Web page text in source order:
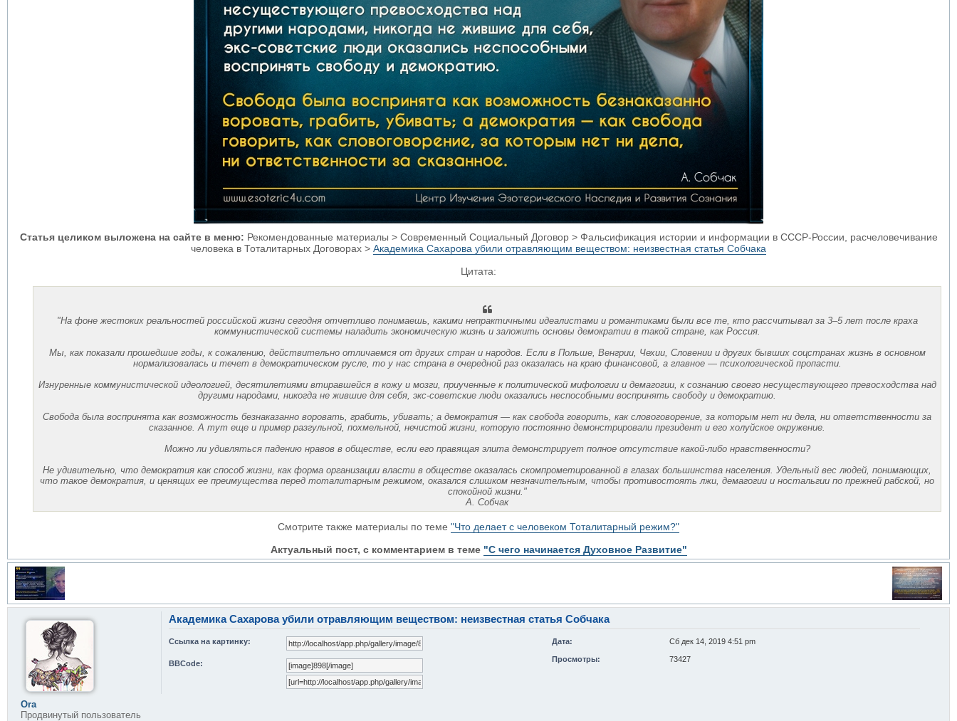
Статья целиком выложена на сайте в меню: Рекомендованные материалы > Современный Социальный Договор > Фальсификация истории и информации в СССР-России, расчеловечивание
человека в Тоталитарных Договорах > Академика Сахарова убили отравляющим веществом: неизвестная статья Собчака
Цитата:
"На фоне жестоких реальностей российской жизни сегодня отчетливо понимаешь, какими непрактичными идеалистами и романтиками были все те, кто рассчитывал за 3–5 лет после краха
коммунистической системы наладить экономическую жизнь и заложить основы демократии в такой стране, как Россия.
Мы, как показали прошедшие годы, к сожалению, действительно отличаемся от других стран и народов. Если в Польше, Венгрии, Чехии, Словении и других бывших соцстранах жизнь в основном
нормализовалась и течет в демократическом русле, то у нас страна в очередной раз оказалась на краю финансовой, а главное — психологической пропасти.
Изнуренные коммунистической идеологией, десятилетиями втиравшейся в кожу и мозги, приученные к политической мифологии и демагогии, к сознанию своего несуществующего превосходства над
другими народами, никогда не жившие для себя, экс-советские люди оказались неспособными воспринять свободу и демократию.
Свобода была воспринята как возможность безнаказанно воровать, грабить, убивать; а демократия — как свобода говорить, как словоговорение, за которым нет ни дела, ни ответственности за
сказанное. А тут еще и пример разгульной, похмельной, нечистой жизни, которую постоянно демонстрировали президент и его холуйское окружение.
Можно ли удивляться падению нравов в обществе, если его правящая элита демонстрирует полное отсутствие какой-либо нравственности?
Не удивительно, что демократия как способ жизни, как форма организации власти в обществе оказалась скомпрометированной в глазах большинства населения. Удельный вес людей, понимающих,
что такое демократия, и ценящих ее преимущества перед тоталитарным режимом, оказался слишком незначительным, чтобы противостоять лжи, демагогии и ностальгии по прежней рабской, но
спокойной жизни."
А. Собчак
Смотрите также материалы по теме "Что делает с человеком Тоталитарный режим?"
Актуальный пост, с комментарием в теме "С чего начинается Духовное Развитие"
Ora
Продвинутый пользователь
Академика Сахарова убили отравляющим веществом: неизвестная статья Собчака
Дата: Сб дек 14, 2019 4:51 pm
Ссылка на картинку:
Просмотры: 73427
BBCode: